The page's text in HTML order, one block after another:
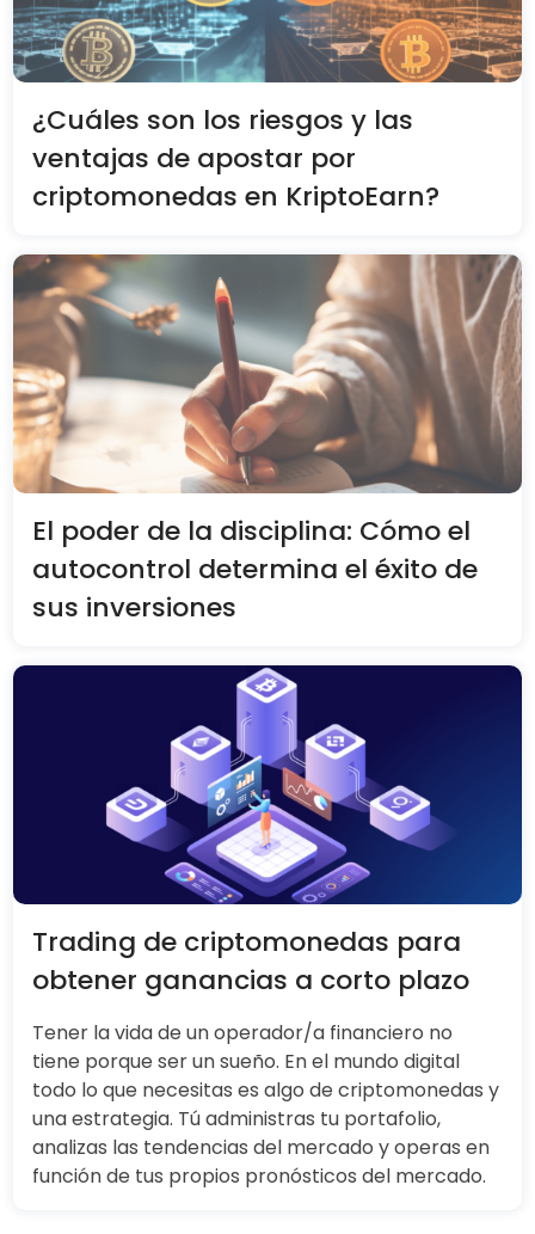
¿Cuáles son los riesgos y las
ventajas de apostar por
criptomonedas en KriptoEarn?
El poder de la disciplina: Cómo el
autocontrol determina el éxito de
sus inversiones
Trading de criptomonedas para
obtener ganancias a corto plazo
Tener la vida de un operador/a financiero no
tiene porque ser un sueño. En el mundo digital
todo lo que necesitas es algo de criptomonedas y
una estrategia. Tú administras tu portafolio,
analizas las tendencias del mercado y operas en
función de tus propios pronósticos del mercado.